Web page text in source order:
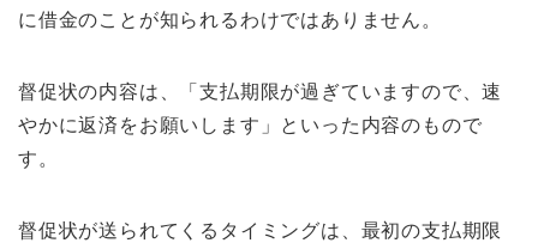
に借金のことが知られるわけではありません。
督促状の内容は、「支払期限が過ぎていますので、速
やかに返済をお願いします」といった内容のもので
す。
督促状が送られてくるタイミングは、最初の支払期限